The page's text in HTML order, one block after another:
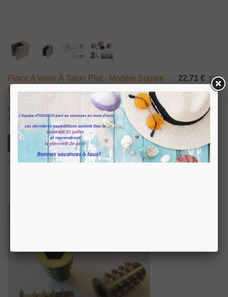
Pince A Verre À Talon Plat - Modèle Square -
Inox Aisi 316 Poli Miroir
22,71 € TTC
Pince à verre à talon plat en inox aisi316, finition poli miroir. Livrée avec
joints pour verre d'épaisseur 6.76 à 10.76mm. Sans encoche sur le verre.
Ajouter Au Panier
Aperçu